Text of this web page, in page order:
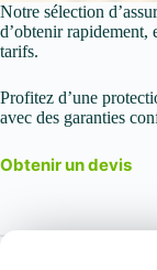
Notre sélection
d’obtenir rapidement,
tarifs.
Profitez d’une
avec des garanties
Obtenir un devis